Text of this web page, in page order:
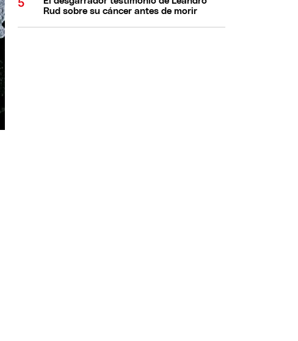
Rud sobre su cáncer antes de morir